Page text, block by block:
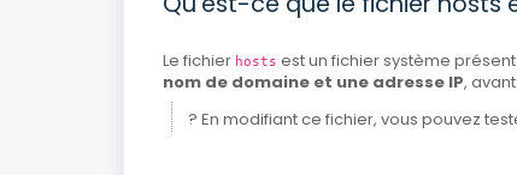
Le fichier hosts est un fichier système
nom de domaine et une adresse IP,
? En modifiant ce fichier, vous pouvez